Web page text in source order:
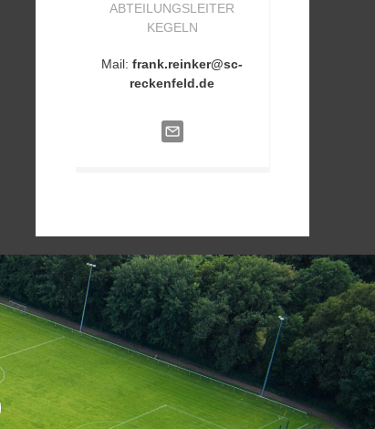
ABTEILUNGSLEITER
KEGELN
Mail:frank.reinker@sc-
reckenfeld.de